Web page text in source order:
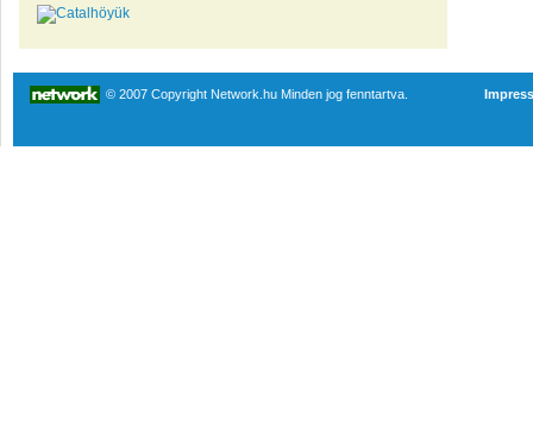
© 2007 Copyright Network.hu Minden jog fenntartva.